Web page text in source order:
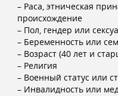
– Раса, этническая
происхождение
– Пол, гендер или
– Беременность или
– Возраст (40 лет и
– Религия
– Военный статус или
– Инвалидность или